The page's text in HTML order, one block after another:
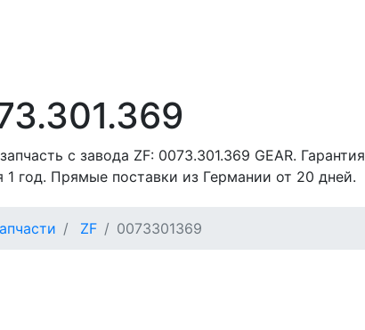
с завода ZF: 0073.301.369 GEAR. Гарантия
1 год. Прямые поставки из Германии от 20 дней.
ZF 0073301369